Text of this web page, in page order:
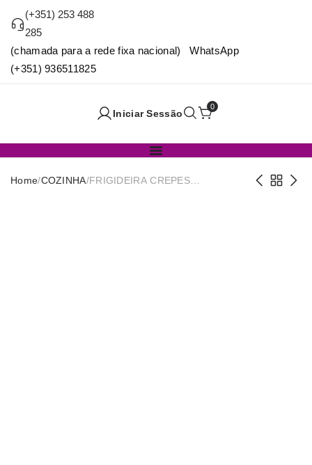
(+351) 253 488
285
(chamada para a rede fixa nacional) WhatsApp
(+351) 936511825
Iniciar Sessão
0
Home/COZINHA/FRIGIDEIRA CREPES